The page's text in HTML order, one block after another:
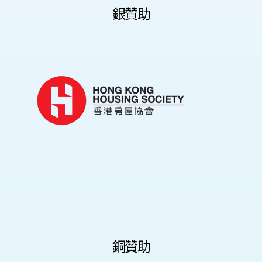
銀贊助
銅贊助